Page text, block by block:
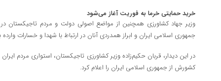
خرید حمایتی خرما به فوریت آغاز می‌شود
وزیر جهاد کشاورزی همچنین از مواضع اصولی دولت و مردم تاجیکستان
جمهوری اسلامی ایران و ابراز همدردی آنان در ارتباط با شهدا و خسارات
در این دیدار، قربان حکیم‌زاده وزیر کشاورزی تاجیکستان، استواری مردم
کشورش از جمهوری اسلامی ایران را اعلام کرد.